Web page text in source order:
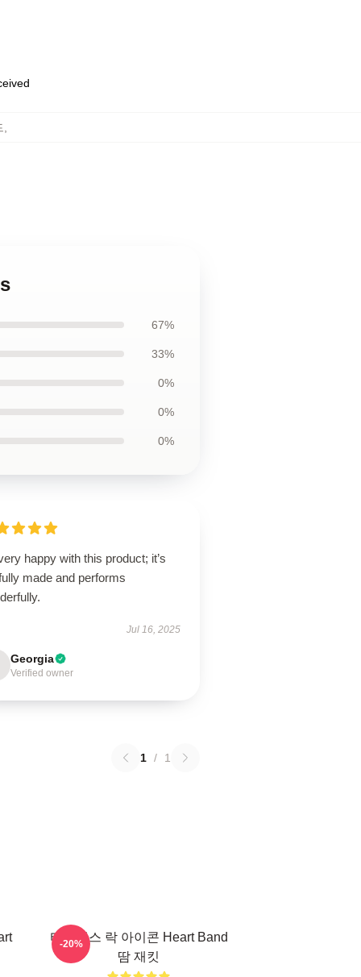
67%
33%
0%
0%
0%
happy with this product; it’s
made and performs
Jul 16, 2025
Georgia
Verified owner
1 / 1
타임리스 락 아이콘 Heart Band
땀 재킷
-20%